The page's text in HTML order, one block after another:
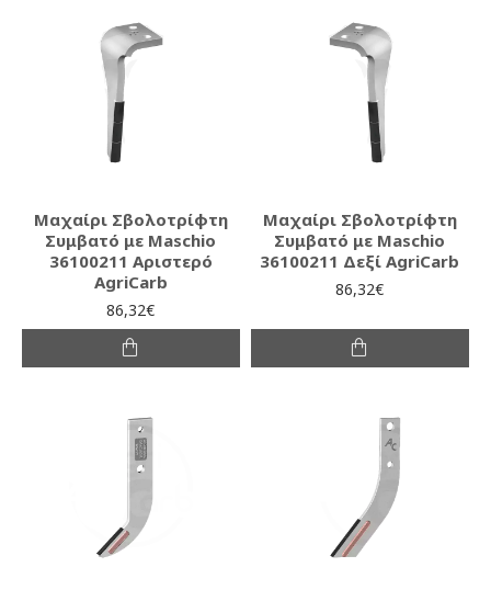
Μαχαίρι Σβολοτρίφτη
Συμβατό με Maschio
36100211 Αριστερό
AgriCarb
86,32€
Μαχαίρι Σβολοτρίφτη
Συμβατό με Maschio
36100211 Δεξί AgriCarb
86,32€